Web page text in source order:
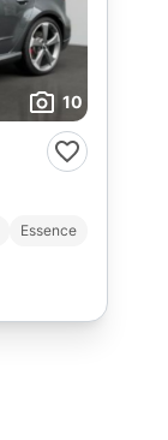
10
Essence